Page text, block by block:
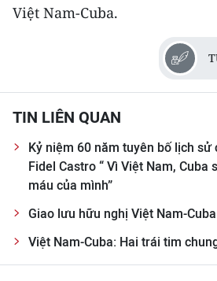
Việt Nam-Cuba.
TIN LIÊN QUAN
Kỷ niệm 60 năm tuyên bố lịch sử
Fidel Castro “ Vì Việt Nam, Cuba
máu của mình”
Giao lưu hữu nghị Việt Nam-
Việt Nam-Cuba: Hai trái tim